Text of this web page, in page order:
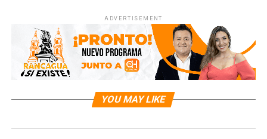
ADVERTISEMENT
YOU MAY LIKE